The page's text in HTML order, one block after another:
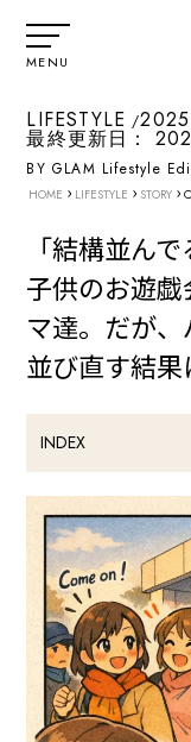
MENU
LIFESTYLE
最終更新日：
BY GLAM Lifestyle
HOME › LIFESTYLE › STORY ›
「結構並ん
子供のお遊
マ達。だが
並び直す結果
INDEX